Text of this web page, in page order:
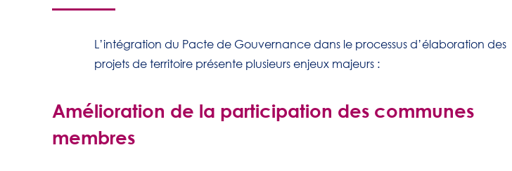
L’intégration du Pacte de Gouvernance dans le processus d’élaboration des
projets de territoire présente plusieurs enjeux majeurs :
Amélioration de la participation des communes
membres